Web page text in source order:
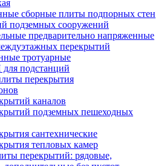
сборные плиты подпорных стен
подземных сооружений
предварительно напряженные
перекрытий
тротуарные
подстанций
перекрытия
каналов
подземных пешеходных
сантехнические
тепловых камер
перекрытий: рядовые,